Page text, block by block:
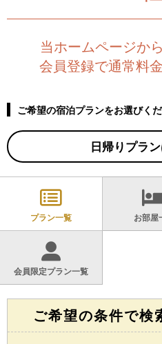
当ホームページか
会員登録で通常料
ご希望の宿泊プランをお選びくだ
日帰りプラ
プラン一覧 お部屋
会員限定プラン一覧
ご希望の条件で検